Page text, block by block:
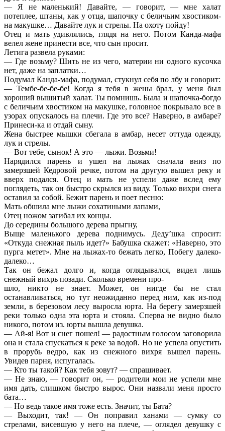
— Я не маленький! Давайте, — говорит, — мне халат
потеплее, штаны, как у отца, шапочку с беличьим хвостиком-
на макушке… Давайте лук и стрелы. На охоту пойду!
Отец и мать удивлялись, глядя на него. Потом Канда-мафа
велел жене принести все, что сын просит.
Летига развела руками:
— Где возьму? Шить не из чего, материи ни одного кусочка
нет, даже на заплатки…
Подумал Канда-мафа, подумал, стукнул себя по лбу и говорит:
— Тембе-бе-бе-бе! Когда я тебя в жены брал, у меня был
хороший вышитый халат. Ты помнишь. Была и шапочка-богдо
с беличьим хвостиком на макушке, головное покрывало все в
узорах опускалось на плечи. Где это все? Наверно, в амбаре?
Принеси-ка и отдай сыну.
Жена быстрее мышки сбегала в амбар, несет оттуда одежду,
лук и стрелы.
— Вот тебе, сынок! А это — лыжи. Возьми!
Нарядился парень и ушел на лыжах сначала вниз по
замерзшей Кедровой речке, потом на другую вышел реку и
вверх подался. Отец и мать не успели даже вслед ему
поглядеть, так он быстро скрылся из виду. Только вихри снега
оставил за собой. Бежит парень и поет песню:
Мать обшила мне лыжи сохатиными лапами,
Отец ножом загибал их концы.
До середины большого дерева прыгну,
Выще маленького дерева поднимусь. Деду’шка спросит:
«Откуда снежная пыль идет?» Бабушка скажет: «Наверно, это
пурга метет». Мне на лыжах-то бежать легко, Побегу далеко-
далеко…
Так он бежал долго и, когда оглядывался, видел лишь
снежный вихрь позади. Сколько времени про-
шло, никто не знает. Может, он нигде бы не стал
останавливаться, но тут неожиданно перед ним, как из-под
земли, в березовом лесу выросла юрта. На берегу замерзшей
реки только одна эта юрта и стояла. Сперва не видно было
никого, потом из. юрты вышла девушка.
— Ай-я! Вот и снег пошел! — радостным голосом заговорила
она и стала спускаться к реке за водой. Но не успела опустить
в прорубь ведро, как из снежного вихря вышел парень.
Увидев парня, испугалась.
— Кто ты такой? Как тебя зовут? — спрашивает.
— Не знаю, — говорит он, — родители мои не успели мне
имя дать, слишком быстро вырос. Они назвали меня просто
бата…
— Но ведь такое имя тоже есть. Значит, ты Бата?
— Выходит, так! — Он поправил ханами — сумку со
стрелами, висевшую у него на плече, — оглядел девушку с